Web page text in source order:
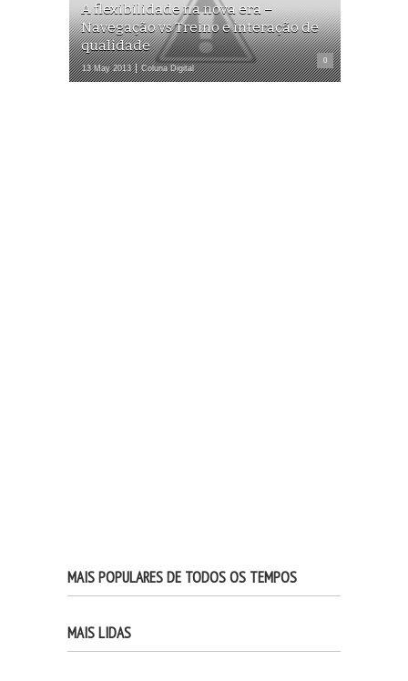
A flexibilidade na nova era –
Navegação vs Treino e interação de
qualidade
13 May 2013 Coluna Digital
0
MAIS POPULARES DE TODOS OS TEMPOS
MAIS LIDAS